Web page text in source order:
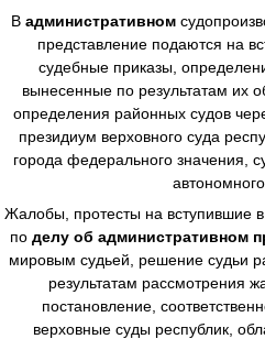
В административном
представление подаются на
судебные приказы,
вынесенные по результатам их
определения районных судов
президиум верховного суда
города федерального значения,
автономного
Жалобы, протесты на вступившие
по делу об административном
мировым судьей, решение судьи
результатам рассмотрения
постановление,
верховные суды республик,